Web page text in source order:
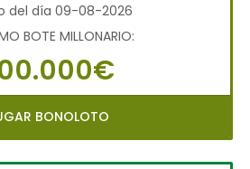
del día 09-08-2026
BOTE MILLONARIO:
BONOLOTO